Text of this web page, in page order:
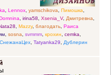
, Lennox, yamschikova, Пимошка,
, irina58, Xsenia_V, Дмитревна,
, Mazzy, благодать, Раиса
, sosna, svmmm, крохин, cemka,
СнежанаЦех, Tatyanka29, Дублерин